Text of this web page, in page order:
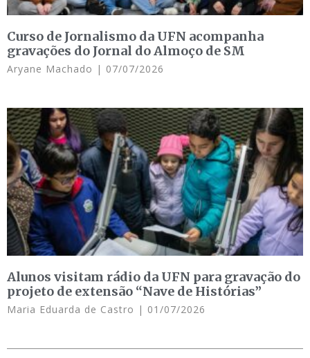
Curso de Jornalismo da UFN acompanha
gravações do Jornal do Almoço de SM
Aryane Machado 07/07/2026
Alunos visitam rádio da UFN para gravação do
projeto de extensão “Nave de Histórias”
Maria Eduarda de Castro 01/07/2026